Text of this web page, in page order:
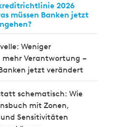
2026
müssen Banken jetzt
Weniger
mehr Verantwortung –
jetzt verändert
schematisch: Wie
mit Zonen,
Sensitivitäten